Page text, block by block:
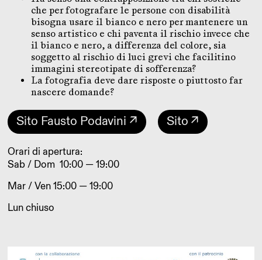
che per fotografare le persone con disabilità
bisogna usare il bianco e nero per mantenere un
senso artistico e chi paventa il rischio invece che
il bianco e nero, a differenza del colore, sia
soggetto al rischio di luci grevi che facilitino
immagini stereotipate di sofferenza?
La fotografia deve dare risposte o piuttosto far
nascere domande?
Sito Fausto Podavini ↗ Sito ↗
Orari di apertura:
Sab / Dom 10:00 — 19:00
Mar / Ven 15:00 — 19:00
Lun chiuso